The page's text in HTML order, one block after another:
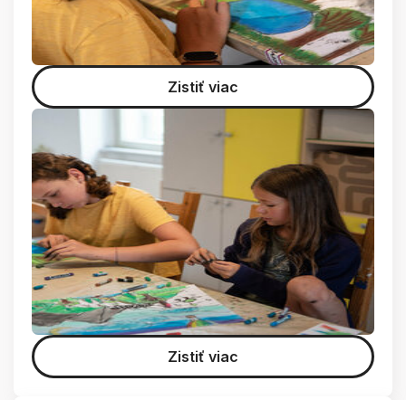
Zistiť viac
Zistiť viac